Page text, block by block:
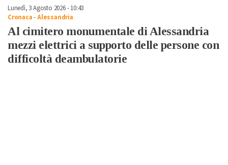
Lunedì, 3 Agosto 2026 - 10:43
Cronaca-Alessandria
Al cimitero monumentale di Alessandria
mezzi elettrici a supporto delle persone con
difficoltà deambulatorie